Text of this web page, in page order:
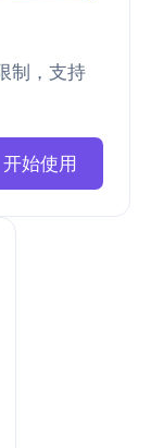
制，支持
开始使用